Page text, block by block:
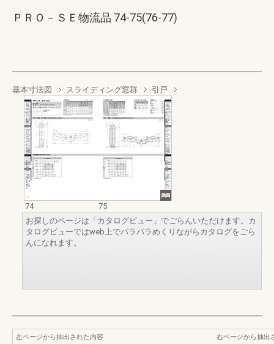
ＰＲＯ－ＳＥ物流品 74-75(76-77)
基本寸法図 スライディング窓群 引戸
74
75
お探しのページは「カタログビュー」でごらんいただけます。カ
タログビューではweb上でパラパラめくりながらカタログをごら
んになれます。
左ページから抽出された内容
右ページから抽出